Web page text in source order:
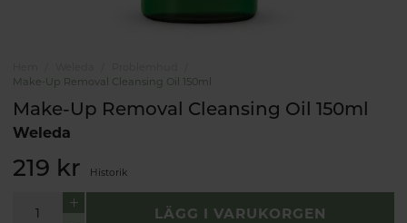
Make-Up Removal Cleansing Oil 150ml
Make-Up Removal Cleansing Oil 150ml
Weleda
219 kr Historik
LÄGG I VARUKORGEN